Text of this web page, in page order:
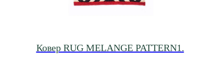
Ковер RUG MELANGE PATTERN1.